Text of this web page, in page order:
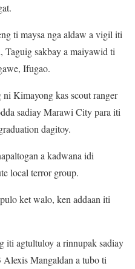
ti maysa nga aldaw a vigil iti
Taguig sakbay a maiyawid ti
Ifugao.
Kimayong kas scout ranger
sadiay Marawi City para iti
dagitoy.
a kadwana idi
local terror group.
ket walo, ken addaan iti
iti agtultuloy a rinnupak sadiay
Mangaldan a tubo ti